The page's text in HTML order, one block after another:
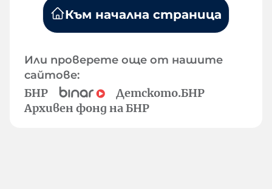
Към начална страница
Или проверете още от нашите
сайтове:
БНР
Детското.БНР
Архивен фонд на БНР